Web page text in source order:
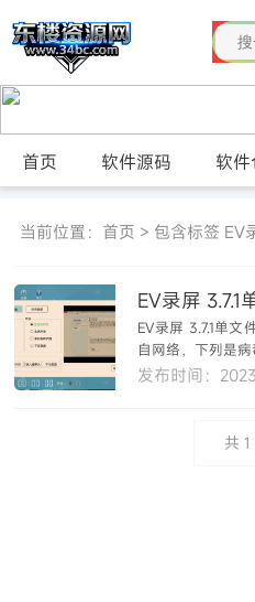
首页 软件源码 软
当前位置： 首页 > 包含标签 EV
EV录屏 3.7.1
EV录屏 3.7.1单文
发布时间：
共 1